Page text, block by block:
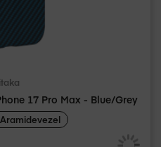
17 Pro Max - Blue/Grey